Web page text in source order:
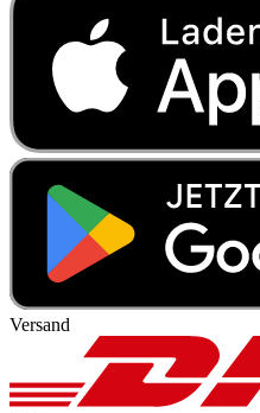
Versand